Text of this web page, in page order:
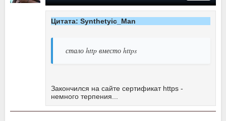
Цитата: Synthetyic_Man
стало http вместо https
Закончился на сайте сертификат https -
немного терпения...